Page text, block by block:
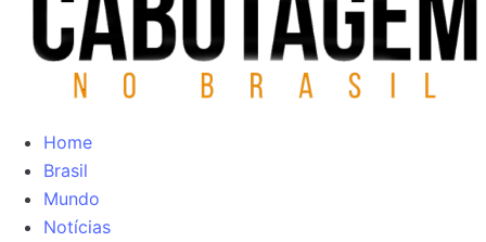
Home
Brasil
Mundo
Notícias